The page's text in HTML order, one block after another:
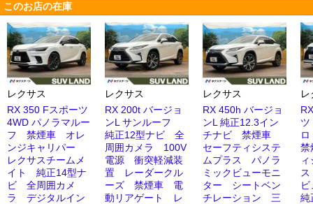
このお店の在庫
レクサス
RX 350 Fスポーツ
4WD パノラマルー
フ 禁煙車 オレ
ンジキャリパー
レクサスチームメ
イト 純正14型ナ
ビ 全周囲カメ
ラ デジタルイン
レクサス
RX 200t バージョ
ンL サンルーフ
純正12型ナビ 全
周囲カメラ 100V
電源 衝突軽減装
置 レーダークル
ーズ 禁煙車 電
動リアゲート レ
レクサス
RX 450h バージョ
ンL 純正12.3イン
チナビ 禁煙車
セーフティシステ
ムプラス パノラ
ミックビューモニ
ター シートベン
チレーション 三
ツ
禁
純